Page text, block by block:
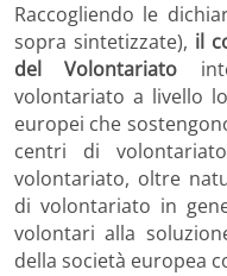
Raccogliendo le
sopra sintetizzate), il
del Volontariato
volontariato a livello
europei che
centri di
volontariato, oltre
di volontariato in
volontari alla
della società europea